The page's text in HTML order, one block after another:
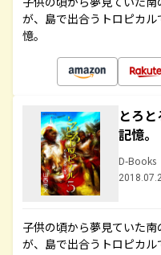
が、島で出合うトロピカ
憶。
とろ
記憶
D-Books
子供の頃から夢見ていた
が、島で出合うトロピカ